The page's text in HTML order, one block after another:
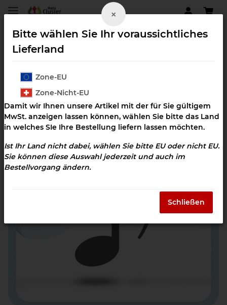
Äußere Einflüsse neutralisieren
×
Bitte wählen Sie Ihr voraussichtliches
Lieferland
Zone-EU
Zone-Nicht-EU
Damit wir Ihnen unsere Artikel mit der für Sie gültigem
MwSt. anzeigen lassen können, wählen Sie bitte das Land
in welches SIe Ihre Bestellung liefern lassen möchten.
Ist Ihr Land nicht dabei, wählen Sie bitte EU oder nicht EU.
Sie können diese Auswahl jederzeit und auch im
Bestellvorgang ändern.
Schließen